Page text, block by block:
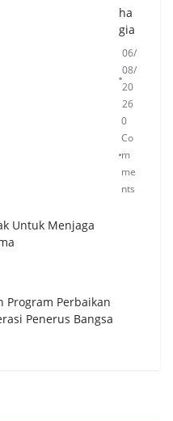
Air
Ber
sih,
Pol
res
Ser
an
g
Dis
tri
bu
ha
gia
06/
08/
20
26
0
Co
m
me
nts
Untuk Menjaga
Program Perbaikan
Penerus Bangsa